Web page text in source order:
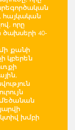
հայկական
որը
ծախսերի 40-
մի քանի
կբերեն
խմբի